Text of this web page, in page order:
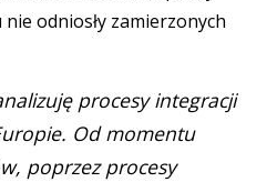
odniosły zamierzonych
procesy integracji
Od momentu
poprzez procesy